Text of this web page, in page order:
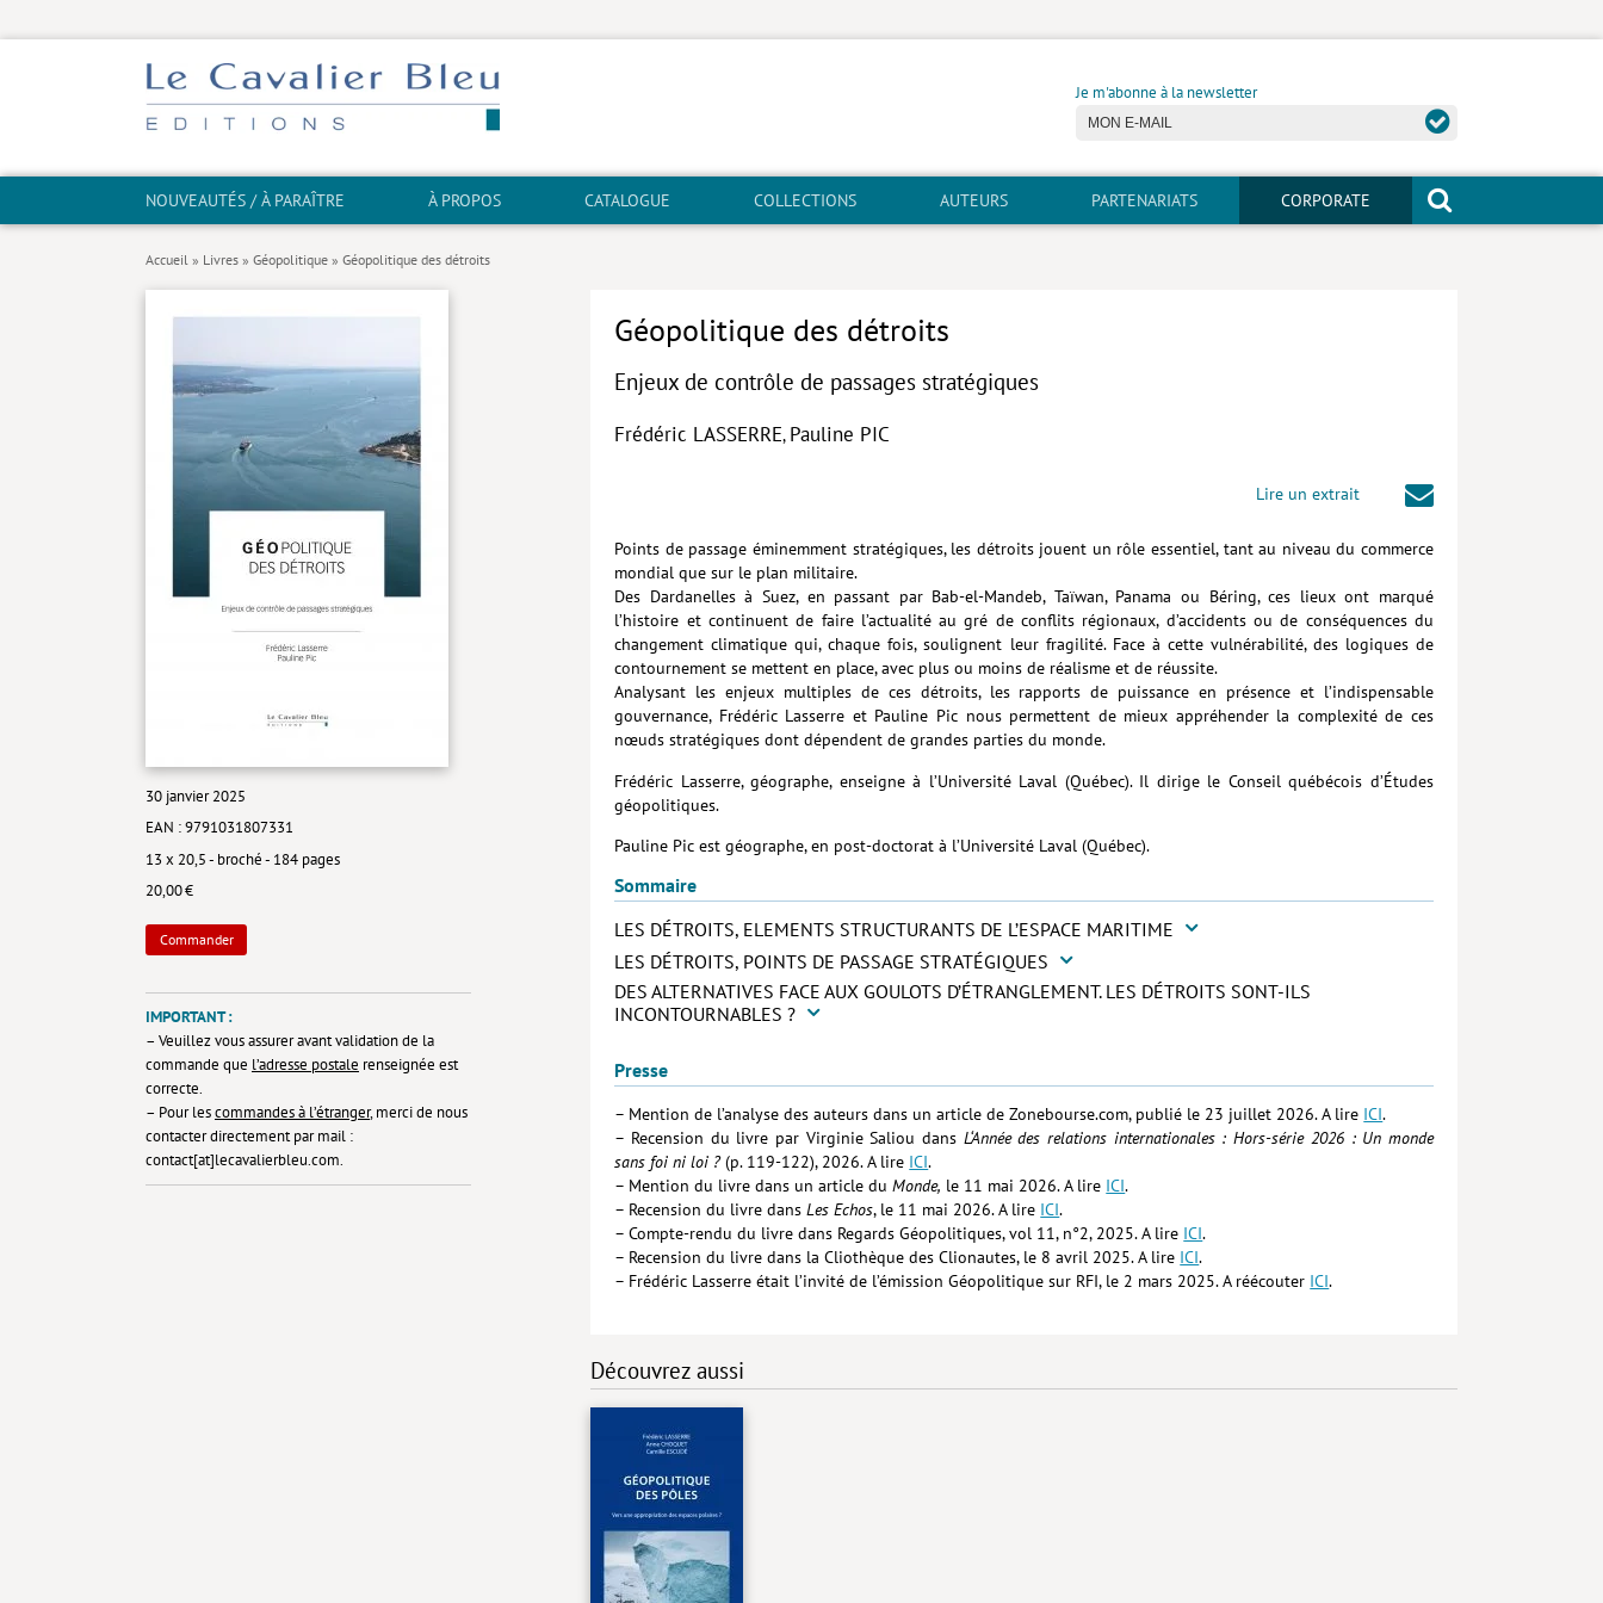
Je m'abonne à la newsletter
NOUVEAUTÉS / À PARAÎTRE À PROPOS CATALOGUE COLLECTIONS AUTEURS PARTENARIATS CORPORATE
Accueil » Livres » Géopolitique » Géopolitique des détroits
30 janvier 2025
EAN : 9791031807331
13 x 20,5 - broché - 184 pages
20,00 €
Commander
IMPORTANT :
– Veuillez vous assurer avant validation de la
commande que l’adresse postale renseignée est
correcte.
– Pour lescommandes à l’étranger, merci de nous
contacter directement par mail :
contact[at]lecavalierbleu.com.
Géopolitique des détroits
Enjeux de contrôle de passages stratégiques
Frédéric LASSERRE, Pauline PIC
Lire un extrait
Points de passage éminemment stratégiques, les détroits jouent un rôle essentiel, tant au niveau du commerce
mondial que sur le plan militaire.
Des Dardanelles à Suez, en passant par Bab-el-Mandeb, Taïwan, Panama ou Béring, ces lieux ont marqué
l’histoire et continuent de faire l’actualité au gré de conflits régionaux, d’accidents ou de conséquences du
changement climatique qui, chaque fois, soulignent leur fragilité. Face à cette vulnérabilité, des logiques de
contournement se mettent en place, avec plus ou moins de réalisme et de réussite.
Analysant les enjeux multiples de ces détroits, les rapports de puissance en présence et l’indispensable
gouvernance, Frédéric Lasserre et Pauline Pic nous permettent de mieux appréhender la complexité de ces
nœuds stratégiques dont dépendent de grandes parties du monde.
Frédéric Lasserre, géographe, enseigne à l’Université Laval (Québec). Il dirige le Conseil québécois d’Études
géopolitiques.
Pauline Pic est géographe, en post-doctorat à l’Université Laval (Québec).
Sommaire
LES DÉTROITS, ELEMENTS STRUCTURANTS DE L’ESPACE MARITIME
LES DÉTROITS, POINTS DE PASSAGE STRATÉGIQUES
DES ALTERNATIVES FACE AUX GOULOTS D’ÉTRANGLEMENT. LES DÉTROITS SONT-ILS
INCONTOURNABLES ?
Presse
– Mention de l’analyse des auteurs dans un article de Zonebourse.com, publié le 23 juillet 2026. A lire ICI.
– Recension du livre par Virginie Saliou dans L‘Année des relations internationales : Hors-série 2026 : Un monde
sans foi ni loi ?(p. 119-122), 2026. A lire ICI.
– Mention du livre dans un article duMonde, le 11 mai 2026. A lire ICI.
– Recension du livre dansLes Echos, le 11 mai 2026. A lire ICI.
– Compte-rendu du livre dans Regards Géopolitiques, vol 11, n°2, 2025. A lire ICI.
– Recension du livre dans la Cliothèque des Clionautes, le 8 avril 2025. A lire ICI.
– Frédéric Lasserre était l’invité de l’émission Géopolitique sur RFI, le 2 mars 2025. A réécouter ICI.
Découvrez aussi